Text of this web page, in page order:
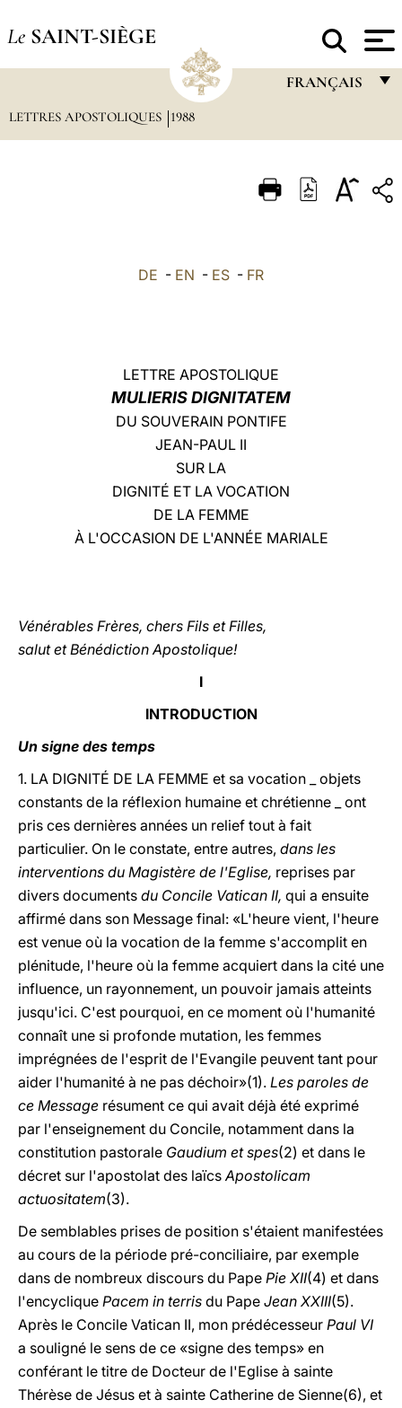
Le SAINT-SIÈGE
FRANÇAIS
ITALIANO
中文
LATINE
LETTRES APOSTOLIQUES 1988
DE - EN - ES - FR
LETTRE APOSTOLIQUE
MULIERIS DIGNITATEM
DU SOUVERAIN PONTIFE
JEAN-PAUL II
SUR LA
DIGNITÉ ET LA VOCATION
DE LA FEMME
À L'OCCASION DE L'ANNÉE MARIALE
Vénérables Frères, chers Fils et Filles,
salut et Bénédiction Apostolique!
I
INTRODUCTION
Un signe des temps
1. LA DIGNITÉ DE LA FEMME et sa vocation _ objets
constants de la réflexion humaine et chrétienne _ ont
pris ces dernières années un relief tout à fait
particulier. On le constate, entre autres, dans les
interventions du Magistère de l'Eglise, reprises par
divers documents du Concile Vatican II, qui a ensuite
affirmé dans son Message final: «L'heure vient, l'heure
est venue où la vocation de la femme s'accomplit en
plénitude, l'heure où la femme acquiert dans la cité une
influence, un rayonnement, un pouvoir jamais atteints
jusqu'ici. C'est pourquoi, en ce moment où l'humanité
connaît une si profonde mutation, les femmes
imprégnées de l'esprit de l'Evangile peuvent tant pour
aider l'humanité à ne pas déchoir»(1). Les paroles de
ce Message résument ce qui avait déjà été exprimé
par l'enseignement du Concile, notamment dans la
constitution pastorale Gaudium et spes(2) et dans le
décret sur l'apostolat des laïcsApostolicam
actuositatem(3).
De semblables prises de position s'étaient manifestées
au cours de la période pré-conciliaire, par exemple
dans de nombreux discours du Pape Pie XII(4) et dans
l'encyclique Pacem in terris du Pape Jean XXIII(5).
Après le Concile Vatican II, mon prédécesseur Paul VI
a souligné le sens de ce «signe des temps» en
conférant le titre de Docteur de l'Eglise à sainte
Thérèse de Jésus et à sainte Catherine de Sienne(6), et